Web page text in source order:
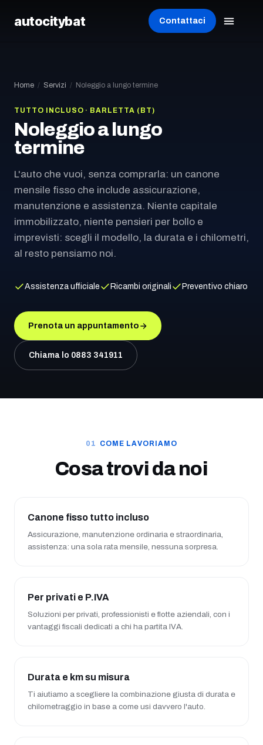
autocitybat Contattaci
Home / Servizi / Noleggio a lungo termine
TUTTO INCLUSO · BARLETTA ( BT)
Noleggio a lungo
termine
L'auto che vuoi, senza comprarla: un canone
mensile fisso che include assicurazione,
manutenzione e assistenza. Niente capitale
immobilizzato, niente pensieri per bollo e
imprevisti: scegli il modello, la durata e i chilometri,
al resto pensiamo noi.
Assistenza ufficiale Ricambi originali Preventivo chiaro
Prenota un appuntamento
Chiama lo 0883 341911
COME LAVORIAMO
Cosa trovi da noi
Canone fisso tutto incluso
Assicurazione, manutenzione ordinaria e straordinaria,
assistenza: una sola rata mensile, nessuna sorpresa.
Per privati e P.IVA
Soluzioni per privati, professionisti e flotte aziendali, con i
vantaggi fiscali dedicati a chi ha partita IVA.
Durata e km su misura
Ti aiutiamo a scegliere la combinazione giusta di durata e
chilometraggio in base a come usi davvero l'auto.